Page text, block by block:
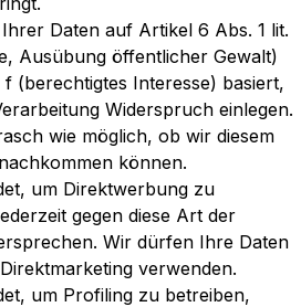
Daten auf Artikel 6 Abs. 1 lit.
Ausübung öffentlicher Gewalt)
(berechtigtes Interesse) basiert,
Widerspruch einlegen.
wie möglich, ob wir diesem
können.
um Direktwerbung zu
gegen diese Art der
Wir dürfen Ihre Daten
verwenden.
um Profiling zu betreiben,